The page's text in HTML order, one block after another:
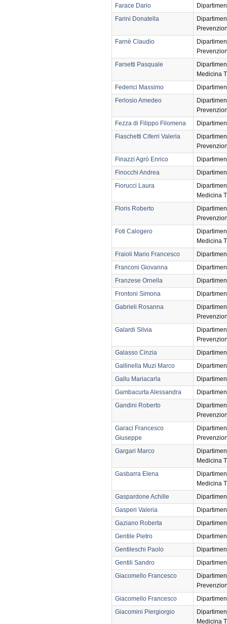
Farace Dario
Farini Donatella
Farnè Claudio
Farsetti Pasquale
Medicina
Federici Massimo
Ferlosio Amedeo
Fezza di Filippo Filomena
Fiaschetti Ciferri Valeria
Finazzi Agrò Enrico
Finocchi Andrea
Fiorucci Laura
Medicina
Floris Roberto
Foti Calogero
Medicina
Fraioli Mario Francesco
Franconi Giovanna
Franzese Ornella
Frontoni Simona
Gabrieli Rosanna
Galardi Silvia
Galasso Cinzia
Gallinella Muzi Marco
Gallu Mariacarla
Gambacurta Alessandra
Gandini Roberto
Garaci Francesco
Giuseppe
Gargari Marco
Medicina
Gasbarra Elena
Medicina
Gaspardone Achille
Gasperi Valeria
Gaziano Roberta
Gentile Pietro
Gentileschi Paolo
Gentili Sandro
Giacomello Francesco
Giacomello Francesco
Giacomini Piergiorgio
Medicina